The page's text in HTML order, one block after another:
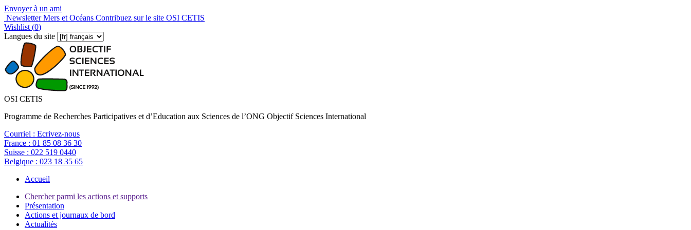
Envoyer à un ami
Newsletter Mers et Océans Contribuez sur le site OSI CETIS
Wishlist (0)
Langues du site
OSI CETIS
Programme de Recherches Participatives et d’Education aux Sciences de l’ONG Objectif Sciences International
Courriel : Ecrivez-nous
France : 01 85 08 36 30
Suisse : 022 519 0440
Belgique : 023 18 35 65
Accueil
Chercher parmi les actions et supports
Présentation
Actions et journaux de bord
Actualités